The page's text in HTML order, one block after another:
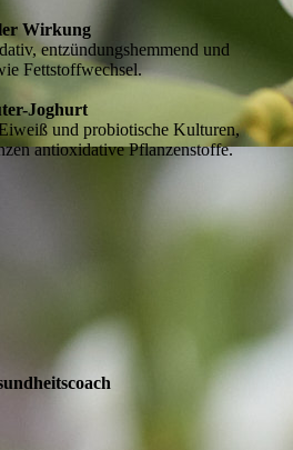
Wirkung
entzündungshemmend und
Fettstoffwechsel.
Joghurt
und probiotische Kulturen,
antioxidative Pflanzenstoffe.